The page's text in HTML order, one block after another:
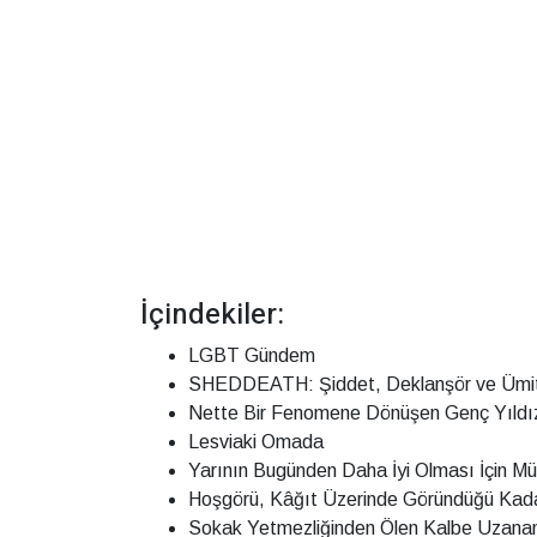
İçindekiler:
LGBT Gündem
SHEDDEATH: Şiddet, Deklanşör ve
Nette Bir Fenomene Dönüşen Genç
Lesviaki Omada
Yarının Bugünden Daha İyi Olması İçin
Hoşgörü, Kâğıt Üzerinde Göründüğü
Sokak Yetmezliğinden Ölen Kalbe